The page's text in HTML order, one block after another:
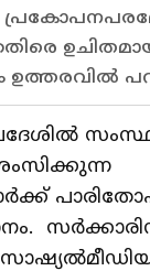
ഉത്തരവിൽ